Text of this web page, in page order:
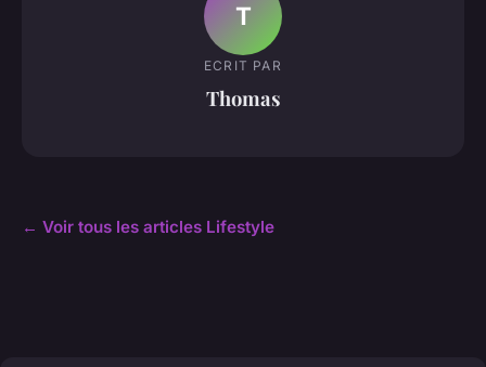
T
ECRIT PAR
Thomas
← Voir tous les articles Lifestyle